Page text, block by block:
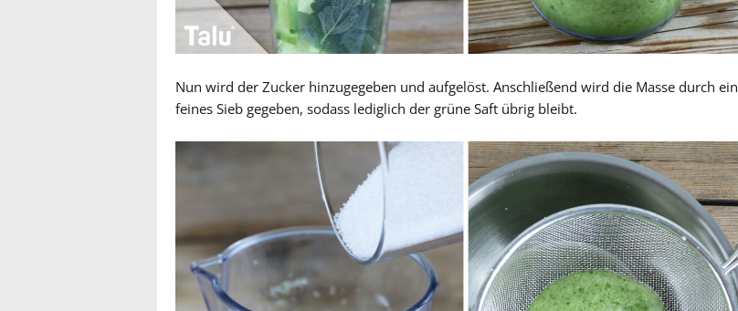
Nun wird der Zucker hinzugegeben und aufgelöst. Anschließend wird die Masse durch ein
feines Sieb gegeben, sodass lediglich der grüne Saft übrig bleibt.